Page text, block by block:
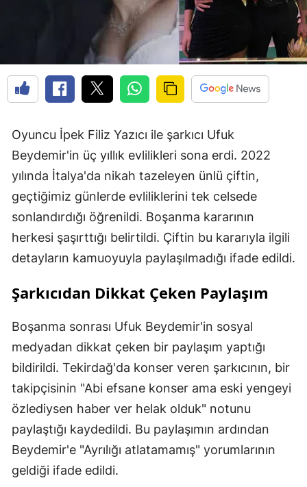
Oyuncu İpek Filiz Yazıcı ile şarkıcı Ufuk
Beydemir'in üç yıllık evlilikleri sona erdi. 2022
yılında İtalya'da nikah tazeleyen ünlü çiftin,
geçtiğimiz günlerde evliliklerini tek celsede
sonlandırdığı öğrenildi. Boşanma kararının
herkesi şaşırttığı belirtildi. Çiftin bu kararıyla ilgili
detayların kamuoyuyla paylaşılmadığı ifade edildi.
Şarkıcıdan Dikkat Çeken Paylaşım
Boşanma sonrası Ufuk Beydemir'in sosyal
medyadan dikkat çeken bir paylaşım yaptığı
bildirildi. Tekirdağ'da konser veren şarkıcının, bir
takipçisinin "Abi efsane konser ama eski yengeyi
özlediysen haber ver helak olduk" notunu
paylaştığı kaydedildi. Bu paylaşımın ardından
Beydemir'e "Ayrılığı atlatamamış" yorumlarının
geldiği ifade edildi.